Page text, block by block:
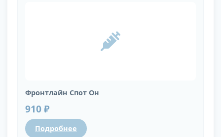
Фронтлайн Спот Он
910 ₽
Подробнее